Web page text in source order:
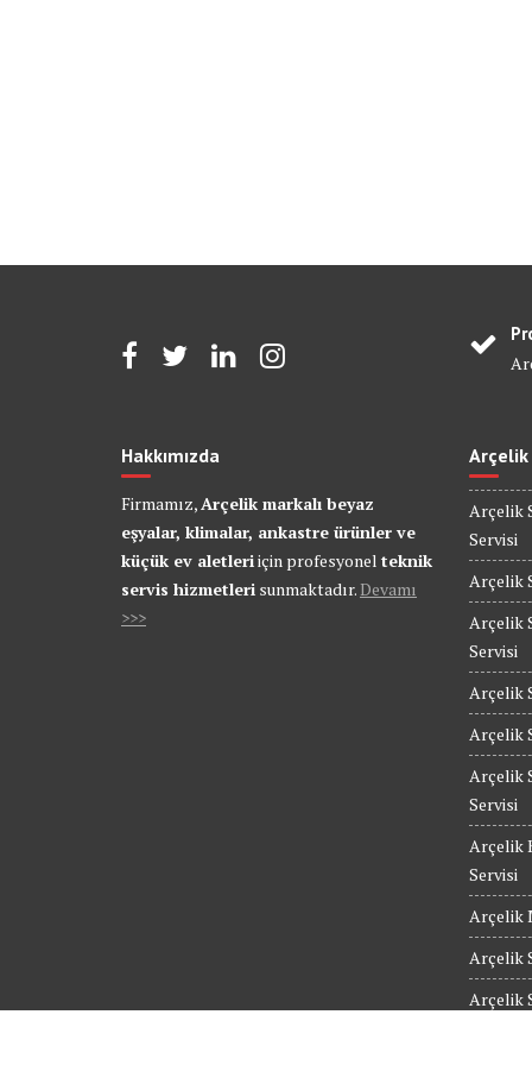
Hakkımızda
Firmamız,Arçelik markalı beyaz
eşyalar, klimalar, ankastre ürünler ve
küçük ev aletleriiçin profesyonel teknik
servis hizmetleri sunmaktadır.Devamı
>>>
Arçelik
Arçelik
Servisi
Arçelik
Arçelik
Servisi
Arçelik
Arçelik
Arçelik
Servisi
Arçelik
Servisi
Arçelik
Arçelik
Arçelik